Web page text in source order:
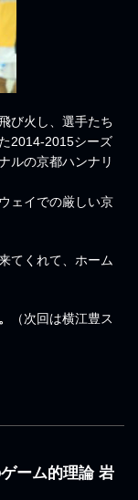
び火し、選手たち
2014-2015シーズ
ルの京都ハンナリ
ェイでの厳しい京
てくれて、ホーム
（次回は横江豊ス
ーム的理論 岩